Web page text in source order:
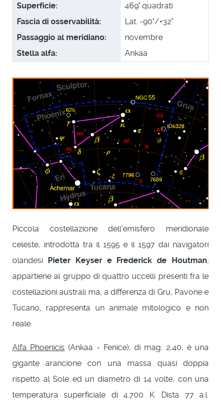
Superficie:
469° quadrati
Fascia di osservabilità:
Lat. -90°/+32°
Passaggio al meridiano:
novembre
Stella alfa:
Ankaa
Piccola costellazione dell'emisfero meridionale
celeste, introdotta tra il 1595 e il 1597 dai navigatori
olandesi Pieter Keyser e Frederick de Houtman;
appartiene al gruppo di quattro uccelli presenti fra le
costellazioni australi ma, a differenza di Gru, Pavone e
Tucano, rappresenta un animale mitologico e non
reale.
Alfa Phoenicis (Ankaa - Fenice), di mag. 2,40, è una
gigante arancione con una massa quasi doppia
rispetto al Sole ed un diametro di 14 volte, con una
temperatura superficiale di 4.700 K. Dista 77 a.l.